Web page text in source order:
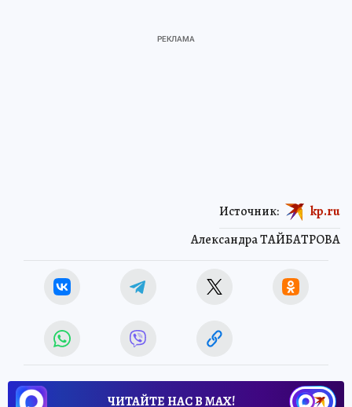
Александра ТАЙБАТРОВА
Источник: kp.ru
ЧИТАЙТЕ НАС В МАХ!